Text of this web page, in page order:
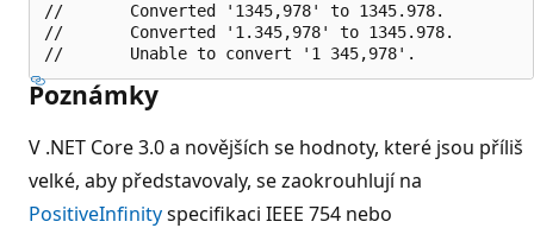
//       Converted '1345,978' to 1345.978.
//       Converted '1.345,978' to 1345.978.
Poznámky
V .NET Core 3.0 a novějších se hodnoty, které jsou příliš
velké, aby představovaly, se zaokrouhlují na
PositiveInfinityspecifikaci IEEE 754 nebo